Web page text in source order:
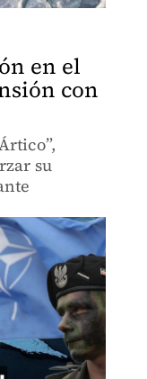
en el
con
su